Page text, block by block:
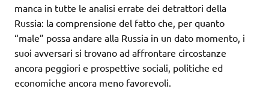
manca in tutte le analisi errate dei detrattori della
Russia: la comprensione del fatto che, per quanto
“male” possa andare alla Russia in un dato momento, i
suoi avversari si trovano ad affrontare circostanze
ancora peggiori e prospettive sociali, politiche ed
economiche ancora meno favorevoli.